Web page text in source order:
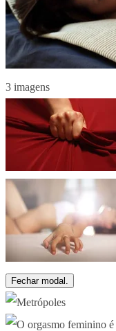
3 imagens
Fechar modal.